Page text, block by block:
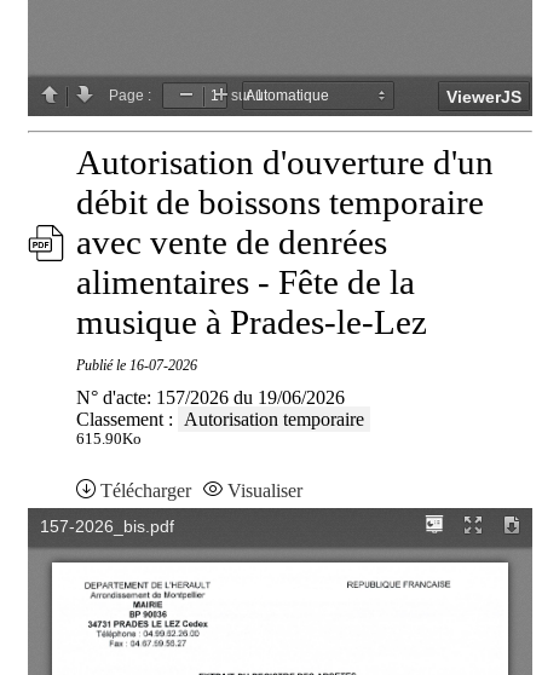
Autorisation d'ouverture d'un
débit de boissons temporaire
avec vente de denrées
alimentaires - Fête de la
musique à Prades-le-Lez
Publié le 16-07-2026
N° d'acte: 157/2026 du 19/06/2026
Classement :
Autorisation temporaire
615.90Ko
Télécharger Visualiser